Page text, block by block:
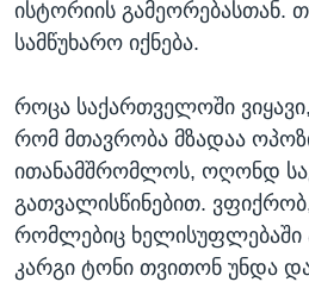
ისტორიის გამეორებასთან.
სამწუხარო იქნება.
როცა საქართველოში
რომ მთავრობა მზადაა
ითანამშრომლოს, ოღონდ
გათვალისწინებით.
რომლებიც ხელისუფლებაში
კარგი ტონი თვითონ უნდა